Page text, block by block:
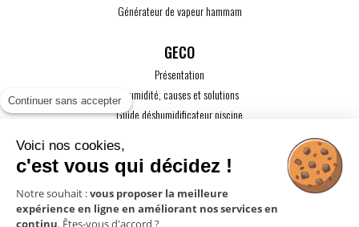
Continuer sans accepter
Voici nos cookies,
c'est vous qui décidez !
Notre souhait :vous proposer la meilleure
expérience en ligne en améliorant nos services en
continu. Êtes-vous d'accord ?
Générateur de vapeur hammam
GECO
Présentation
L'humidité, causes et solutions
Guide déshumidificateur piscine
Guide VMC
ACTUALITÉS
CONTACT